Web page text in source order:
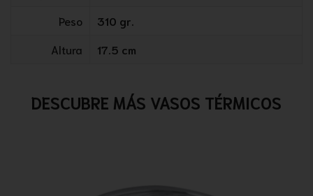
Peso
310 gr.
Altura
17.5 cm
DESCUBRE MÁS VASOS TÉRMICOS